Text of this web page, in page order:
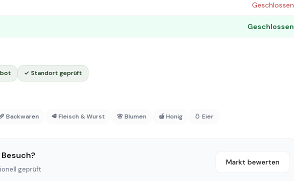
Geschlossen
Geschlossen
✓ Standort geprüft
Backwaren 🥩 Fleisch & Wurst 🌸 Blumen 🍯 Honig 🥚 Eier
geprüft
Markt bewerten